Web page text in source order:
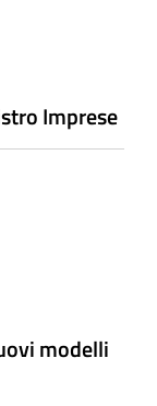
Imprese
modelli